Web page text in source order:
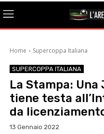
Home Supercoppa Italiana
SUPERCOPPA ITALIANA
La Stampa:
tiene testa
da
13 Gennaio 2022